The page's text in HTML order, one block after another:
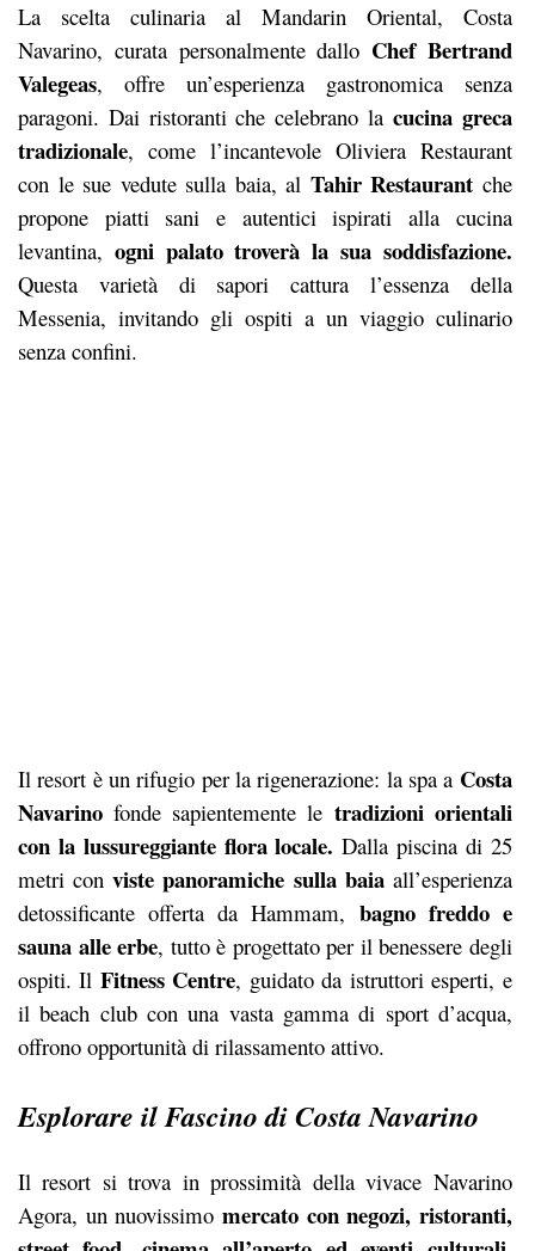
La scelta culinaria al Mandarin Oriental, Costa
Navarino, curata personalmente dallo Chef Bertrand
Valegeas, offre un’esperienza gastronomica senza
paragoni. Dai ristoranti che celebrano la cucina greca
tradizionale, come l’incantevole Oliviera Restaurant
con le sue vedute sulla baia, al Tahir Restaurant che
propone piatti sani e autentici ispirati alla cucina
levantina, ogni palato troverà la sua soddisfazione.
Questa varietà di sapori cattura l’essenza della
Messenia, invitando gli ospiti a un viaggio culinario
senza confini.
Il resort è un rifugio per la rigenerazione: la spa a Costa
Navarino fonde sapientemente le tradizioni orientali
con la lussureggiante flora locale. Dalla piscina di 25
metri con viste panoramiche sulla baiaall’esperienza
detossificante offerta da Hammam, bagno freddo e
sauna alle erbe, tutto è progettato per il benessere degli
ospiti. Il Fitness Centre, guidato da istruttori esperti, e
il beach club con una vasta gamma di sport d’acqua,
offrono opportunità di rilassamento attivo.
Esplorare il Fascino di Costa Navarino
Il resort si trova in prossimità della vivace Navarino
Agora, un nuovissimo mercato con negozi, ristoranti,